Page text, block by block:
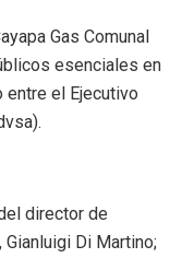
Gas Comunal
esenciales en
entre el Ejecutivo
director de
Di Martino;